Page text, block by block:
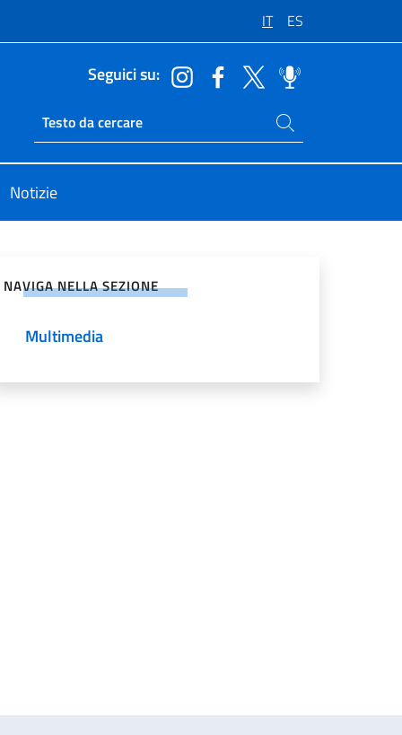
IT ES
Seguici su:
Ricerca sito live
Cerca nel sito
Notizie
NAVIGA NELLA SEZIONE
Multimedia